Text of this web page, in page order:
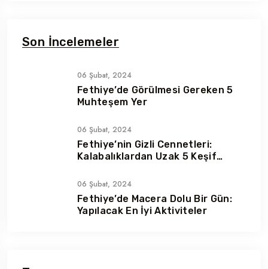
Son İncelemeler
06 Şubat, 2024
Fethiye’de Görülmesi Gereken 5
Muhteşem Yer
06 Şubat, 2024
Fethiye’nin Gizli Cennetleri:
Kalabalıklardan Uzak 5 Keşif
06 Şubat, 2024
Fethiye’de Macera Dolu Bir Gün:
Yapılacak En İyi Aktiviteler